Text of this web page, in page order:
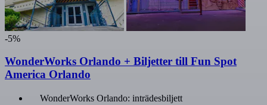
-5%
WonderWorks Orlando + Biljetter till Fun Spot
America Orlando
WonderWorks Orlando: inträdesbiljett